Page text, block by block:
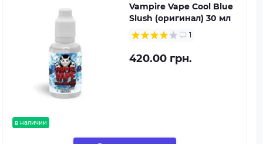
в наличии
Vampire Vape Cool Blue
Slush (оригинал) 30 мл
1
420.00 грн.